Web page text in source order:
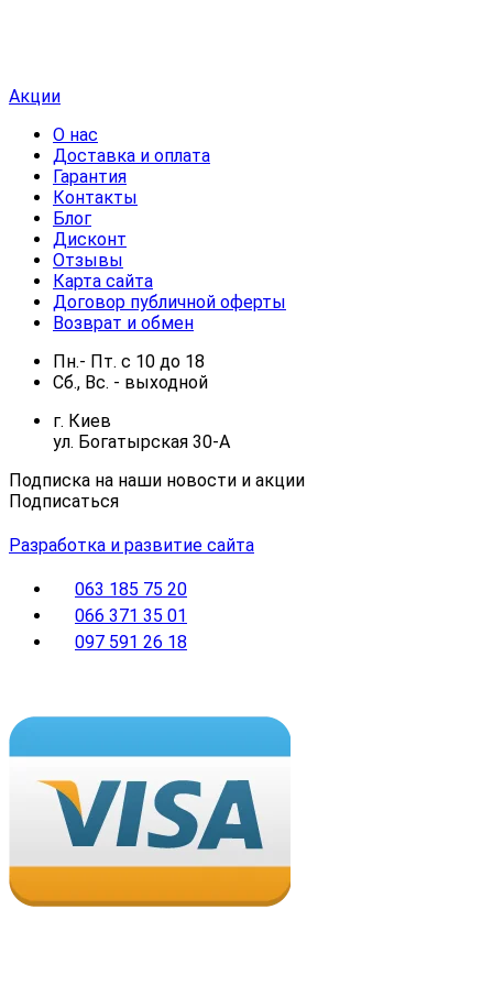
Акции
О нас
Доставка и оплата
Гарантия
Контакты
Блог
Дисконт
Отзывы
Карта сайта
Договор публичной оферты
Возврат и обмен
Пн.- Пт. с 10 до 18
Сб., Вс. - выходной
г. Киев
ул. Богатырская 30-А
Подписка на наши новости и акции
Подписаться
Разработка и развитие сайта
063 185 75 20
066 371 35 01
097 591 26 18